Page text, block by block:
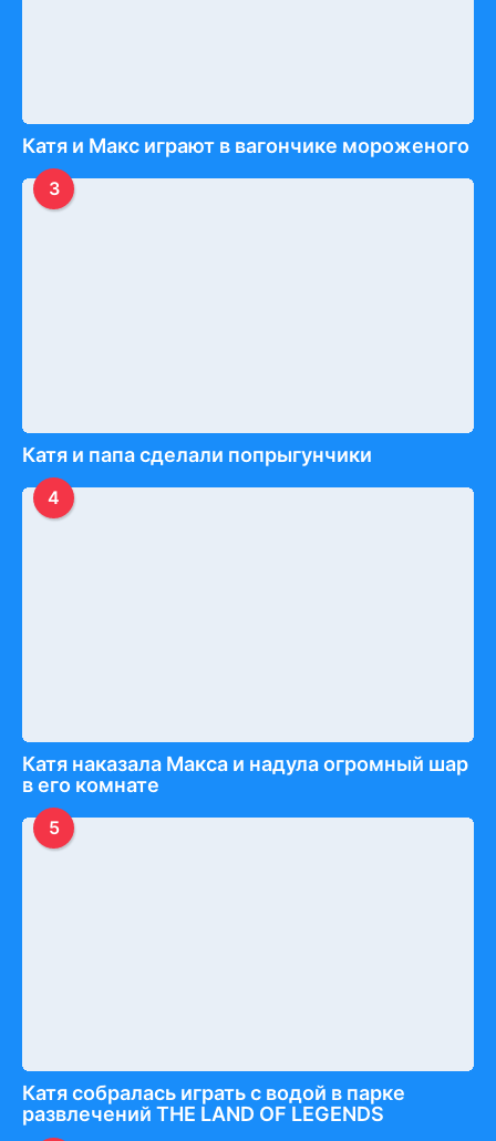
Катя и Макс играют в вагончике мороженого
3
Катя и папа сделали попрыгунчики
4
Катя наказала Макса и надула огромный шар
в его комнате
5
Катя собралась играть с водой в парке
развлечений THE LAND OF LEGENDS